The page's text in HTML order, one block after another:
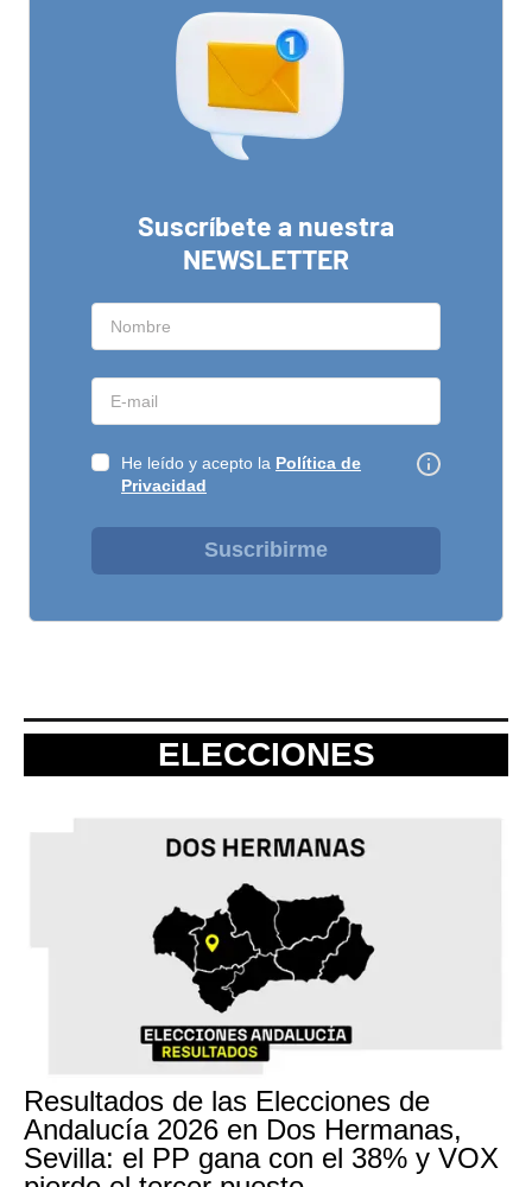
Suscríbete a nuestra
NEWSLETTER
He leído y acepto la Política de
Privacidad
Suscribirme
ELECCIONES
Resultados de las Elecciones de
Andalucía 2026 en Dos Hermanas,
Sevilla: el PP gana con el 38% y VOX